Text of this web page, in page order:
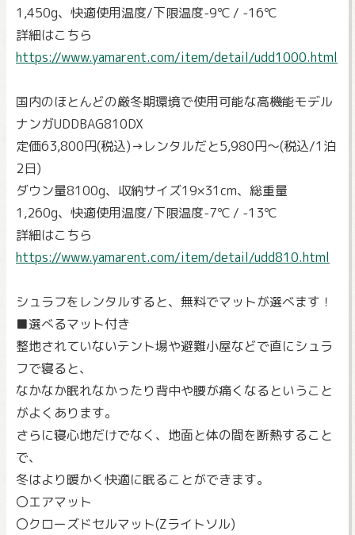
1,450g、快適使用温度/下限温度-9℃ / -16℃
詳細はこちら
https://www.yamarent.com/item/detail/udd1000.html
国内のほとんどの厳冬期環境で使用可能な高機能モデル
ナンガUDDBAG810DX
定価63,800円(税込)→レンタルだと5,980円～(税込/1泊
2日)
ダウン量8100g、収納サイズ19×31cm、総重量
1,260g、快適使用温度/下限温度-7℃ / -13℃
詳細はこちら
https://www.yamarent.com/item/detail/udd810.html
シュラフをレンタルすると、無料でマットが選べます！
■選べるマット付き
整地されていないテント場や避難小屋などで直にシュラ
フで寝ると、
なかなか眠れなかったり背中や腰が痛くなるということ
がよくあります。
さらに寝心地だけでなく、地面と体の間を断熱すること
で、
冬はより暖かく快適に眠ることができます。
〇エアマット
〇クローズドセルマット(Zライトソル)